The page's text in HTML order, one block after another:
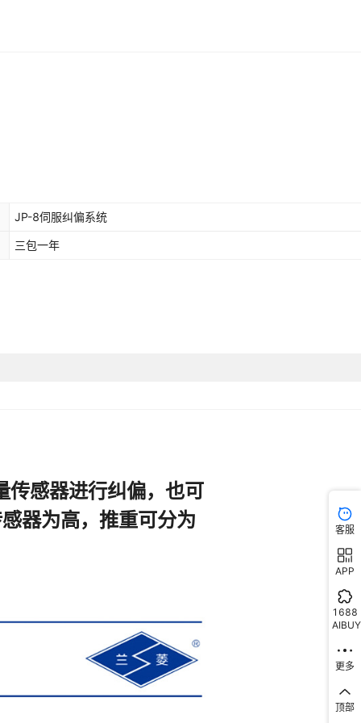
JP-8伺服纠偏系统
三包一年
客服
APP
1688
AIBUY
更多
顶部